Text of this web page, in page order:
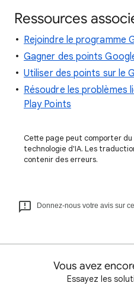
Ressources
Rejoindre le programme
Gagner des points
Utiliser des points sur le
Résoudre les problèmes
Play Points
Cette page peut comporter
technologie d'IA. Les
contenir des erreurs.
Donnez-nous votre avis sur
Vous avez
Essayez les